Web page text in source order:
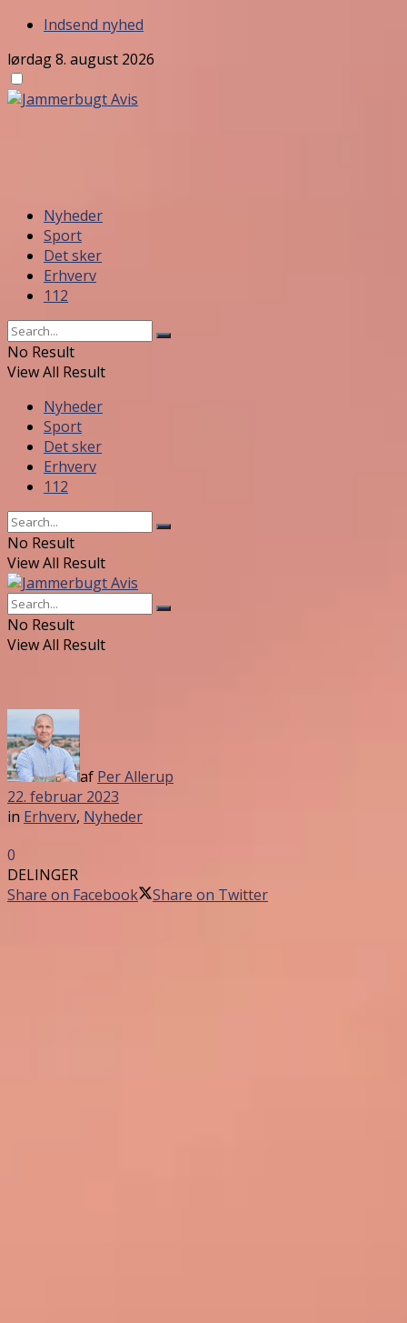
Indsend nyhed
lørdag 8. august 2026
Nyheder
Sport
Det sker
Erhverv
112
No Result
View All Result
Nyheder
Sport
Det sker
Erhverv
112
No Result
View All Result
No Result
View All Result
af Per Allerup
22. februar 2023
in Erhverv, Nyheder
0
DELINGER
Share on Facebook
Share on Twitter